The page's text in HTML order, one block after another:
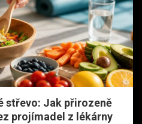
střevo: Jak přirozeně
projímadel z lékárny